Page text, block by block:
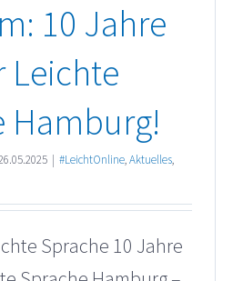
10 Jahre
Leichte
Hamburg!
| #LeichtOnline,Aktuelles,
Sprache 10 Jahre